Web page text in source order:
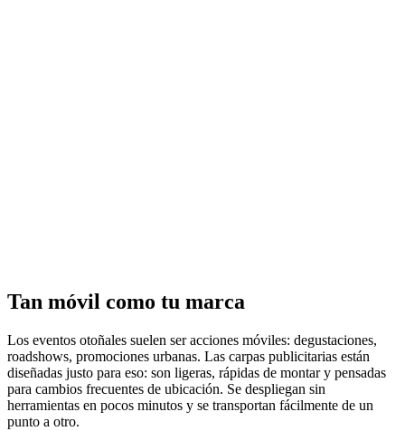
Tan móvil como tu marca
Los eventos otoñales suelen ser acciones móviles: degustaciones,
roadshows, promociones urbanas. Las carpas publicitarias están
diseñadas justo para eso: son ligeras, rápidas de montar y pensadas
para cambios frecuentes de ubicación. Se despliegan sin
herramientas en pocos minutos y se transportan fácilmente de un
punto a otro.